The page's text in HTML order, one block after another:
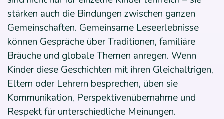
stärken auch die Bindungen zwischen ganzen
Gemeinschaften. Gemeinsame Leseerlebnisse
können Gespräche über Traditionen, familiäre
Bräuche und globale Themen anregen. Wenn
Kinder diese Geschichten mit ihren Gleichaltrigen,
Eltern oder Lehrern besprechen, üben sie
Kommunikation, Perspektivenübernahme und
Respekt für unterschiedliche Meinungen.